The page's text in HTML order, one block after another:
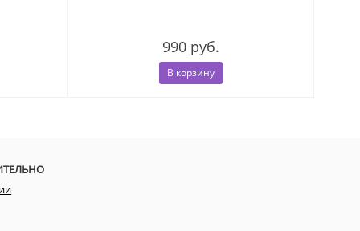
990 руб.
В корзину